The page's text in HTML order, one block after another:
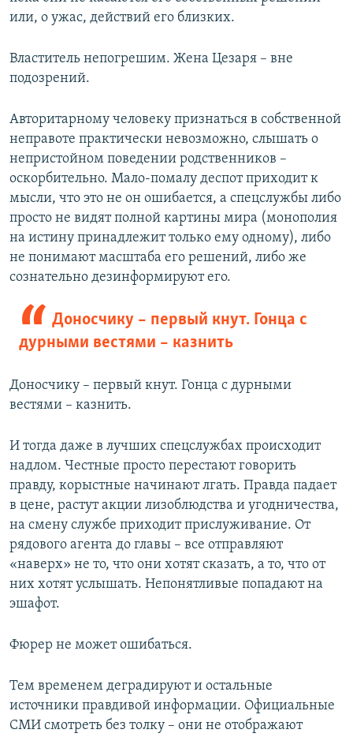
или, о ужас, действий его близких.
Властитель непогрешим. Жена Цезаря – вне
подозрений.
Авторитарному человеку признаться в собственной
неправоте практически невозможно, слышать о
непристойном поведении родственников –
оскорбительно. Мало-помалу деспот приходит к
мысли, что это не он ошибается, а спецслужбы либо
просто не видят полной картины мира (монополия
на истину принадлежит только ему одному), либо
не понимают масштаба его решений, либо же
сознательно дезинформируют его.
Доносчику – первый кнут. Гонца с
дурными вестями – казнить
Доносчику – первый кнут. Гонца с дурными
вестями – казнить.
И тогда даже в лучших спецслужбах происходит
надлом. Честные просто перестают говорить
правду, корыстные начинают лгать. Правда падает
в цене, растут акции лизоблюдства и угодничества,
на смену службе приходит прислуживание. От
рядового агента до главы – все отправляют
«наверх» не то, что они хотят сказать, а то, что от
них хотят услышать. Непонятливые попадают на
эшафот.
Фюрер не может ошибаться.
Тем временем деградируют и остальные
источники правдивой информации. Официальные
СМИ смотреть без толку – они не отображают